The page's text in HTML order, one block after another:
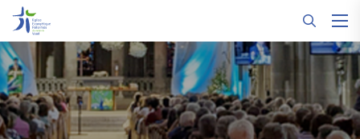
Panneau de gestion des cookies